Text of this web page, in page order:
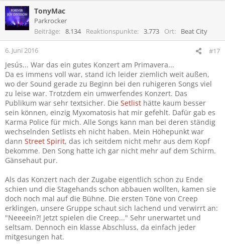
TonyMac
Parkrocker
Beiträge
8.134 Reaktionspunkte 3.773 Ort Beat City
6. Juni 2016 #17
Jesús... War das ein gutes Konzert am Primavera...
Da es immens voll war, stand ich leider ziemlich weit außen,
wo der Sound gerade zu Beginn bei den ruhigeren Songs viel
zu leise war. Trotzdem ein umwerfendes Konzert. Das
Publikum war sehr textsicher. Die Setlist hätte kaum besser
sein können, einzig Myxomatosis hat mir gefehlt. Dafür gab es
Karma Police für mich. Alle Songs kann man bei deren ständig
wechselnden Setlists eh nicht haben. Mein Höhepunkt war
dann Street Spirit, das ich seitdem nicht mehr aus dem Kopf
bekomme. Den Song hatte ich gar nicht mehr auf dem Schirm.
Gänsehaut pur.
Als das Konzert nach der Zugabe eigentlich schon zu Ende
schien und die Stagehands schon abbauen wollten, kamen sie
doch noch mal auf die Bühne. Die ersten Töne von Creep
erklingen, unsere Gruppe schaut sich lachend und verwirrt an:
"Neeeein?! Jetzt spielen die Creep..." Sehr unerwartet und
seltsam. Dennoch ein klasse Abschluss, da einfach jeder
mitgesungen hat.